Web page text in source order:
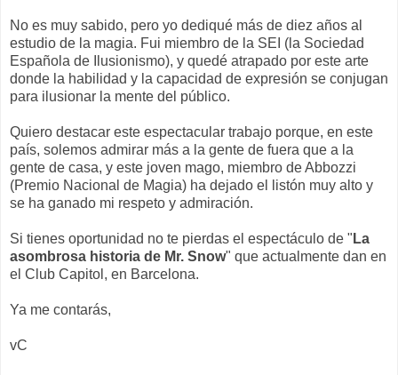
No es muy sabido, pero yo dediqué más de diez años al
estudio de la magia. Fui miembro de la SEI (la Sociedad
Española de Ilusionismo), y quedé atrapado por este arte
donde la habilidad y la capacidad de expresión se conjugan
para ilusionar la mente del público.
Quiero destacar este espectacular trabajo porque, en este
país, solemos admirar más a la gente de fuera que a la
gente de casa, y este joven mago, miembro de Abbozzi
(Premio Nacional de Magia) ha dejado el listón muy alto y
se ha ganado mi respeto y admiración.
Si tienes oportunidad no te pierdas el espectáculo de " La
asombrosa historia de Mr. Snow" que actualmente dan en
el Club Capitol, en Barcelona.
Ya me contarás,
vC